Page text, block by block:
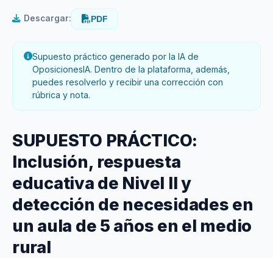
Descargar: PDF
Supuesto práctico generado por la IA de
OposicionesIA. Dentro de la plataforma, además,
puedes resolverlo y recibir una corrección con
rúbrica y nota.
SUPUESTO PRÁCTICO:
Inclusión, respuesta
educativa de Nivel II y
detección de necesidades en
un aula de 5 años en el medio
rural